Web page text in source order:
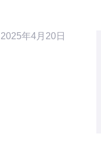
2025年4月20日